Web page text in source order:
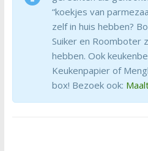
“koekjes van
zelf in huis hebben?
Suiker en Roomboter
hebben. Ook
Keukenpapier of
box! Bezoek ook: